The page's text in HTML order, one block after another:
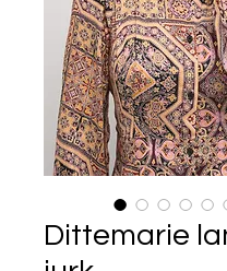
Dittemarie